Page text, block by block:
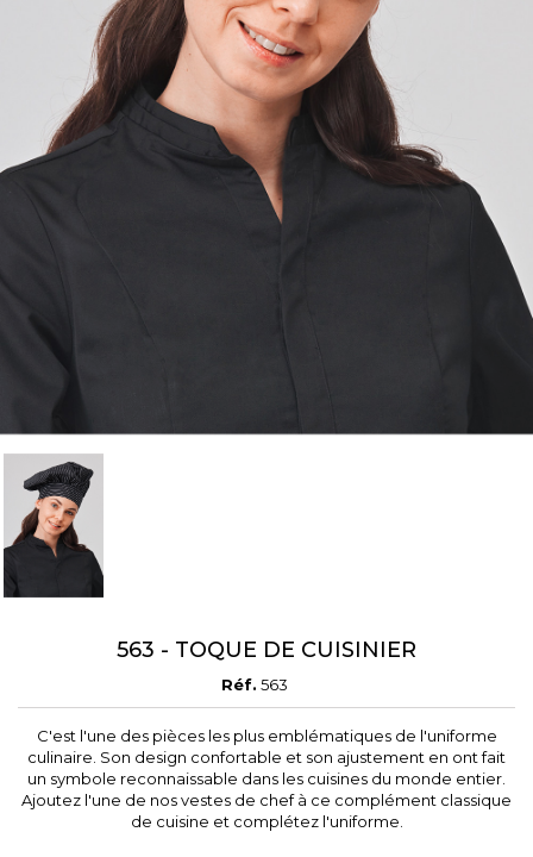
563 - TOQUE DE CUISINIER
Réf. 563
C'est l'une des pièces les plus emblématiques de l'uniforme
culinaire. Son design confortable et son ajustement en ont fait
un symbole reconnaissable dans les cuisines du monde entier.
Ajoutez l'une de nos vestes de chef à ce complément classique
de cuisine et complétez l'uniforme.
Annuler Créer une liste d'envies
Annuler Connexion